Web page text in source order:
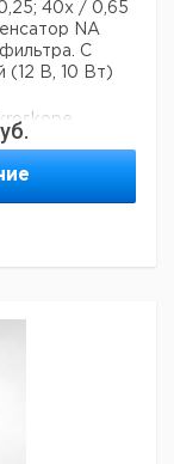
40x / 0,65
NA
С
(12 В, 10 Вт)